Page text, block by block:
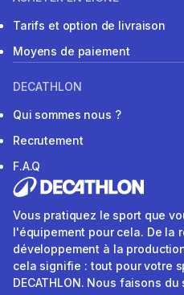
Tarifs et option de livraison
Moyens de paiement
DECATHLON
Qui sommes nous ?
Recrutement
F.A.Q
Vous pratiquez le sport que
l'équipement pour cela. De la
développement à la
cela signifie : tout pour votre
DECATHLON. Nous faisons du